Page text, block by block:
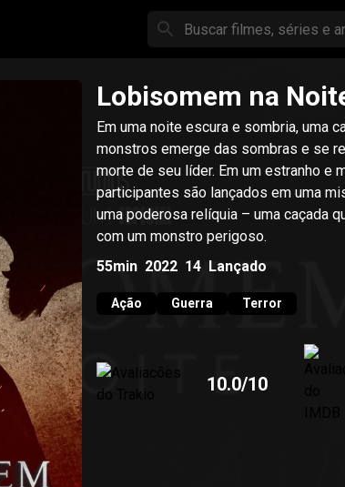
Lobisomem na
Em uma noite escura e sombria, uma
monstros emerge das sombras e se
morte de seu líder. Em um estranho e macabro memorial à vida do líder, os
participantes são lançados em uma
uma poderosa relíquia – uma caçada
com um monstro perigoso.
55min 2022 14 Lançado
Ação Guerra Terror
10.0/10